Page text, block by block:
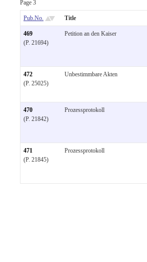
Page 3
Pub.No. Title
469
(P. 21694)
Petition an den Kaiser
472
(P. 25025)
Unbestimmbare Akten
470
(P. 21842)
Prozessprotokoll
471
(P. 21845)
Prozessprotokoll